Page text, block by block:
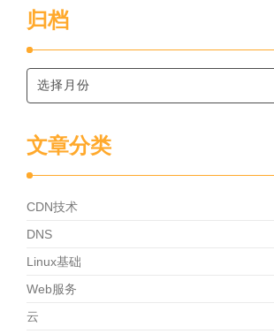
归档
文章分类
CDN技术
DNS
Linux基础
Web服务
云